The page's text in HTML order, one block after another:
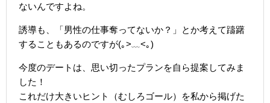
ないんですよね。
誘導も、「男性の仕事奪ってないか？」とか考えて躊躇
することもあるのですが(｡>﹏<｡)
今度のデートは、思い切ったプランを自ら提案してみま
した！
これだけ大きいヒント（むしろゴール）を私から掲げた